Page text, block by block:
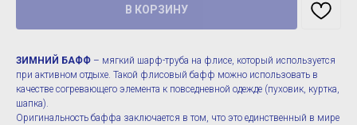
В КОРЗИНУ
ЗИМНИЙ БАФФ – мягкий шарф-труба на флисе, который используется
при активном отдыхе. Такой флисовый бафф можно использовать в
качестве согревающего элемента к повседневной одежде (пуховик, куртка,
шапка).
Оригинальность баффа заключается в том, что это единственный в мире